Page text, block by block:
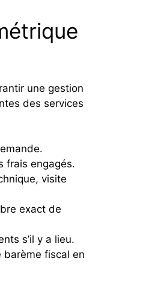
une gestion
des services
frais engagés.
visite
exact de
s’il y a lieu.
barème fiscal en